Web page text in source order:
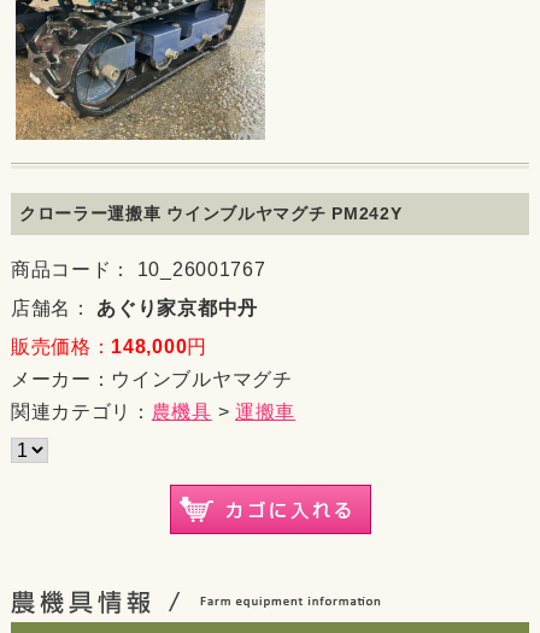
クローラー運搬車 ウインブルヤマグチ PM242Y
商品コード： 10_26001767
店舗名： あぐり家京都中丹
販売価格： 148,000円
メーカー： ウインブルヤマグチ
関連カテゴリ： 農機具 > 運搬車